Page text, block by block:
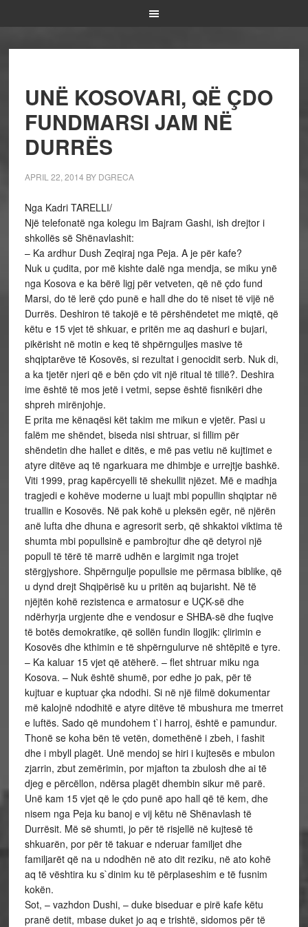
UNË KOSOVARI, QË ÇDO
FUNDMARSI JAM NË
DURRËS
APRIL 22, 2014 BY DGRECA
Nga Kadri TARELLI/
Një telefonatë nga kolegu im Bajram Gashi, ish drejtor i
shkollës së Shënavlashit:
– Ka ardhur Dush Zeqiraj nga Peja. A je për kafe?
Nuk u çudita, por më kishte dalë nga mendja, se miku ynë
nga Kosova e ka bërë ligj për vetveten, që në çdo fund
Marsi, do të lerë çdo punë e hall dhe do të niset të vijë në
Durrës. Deshiron të takojë e të përshëndetet me miqtë, që
këtu e 15 vjet të shkuar, e pritën me aq dashuri e bujari,
pikërisht në motin e keq të shpërnguljes masive të
shqiptarëve të Kosovës, si rezultat i genocidit serb. Nuk di,
a ka tjetër njeri që e bën çdo vit një ritual të tillë?. Deshira
ime është të mos jetë i vetmi, sepse është fisnikëri dhe
shpreh mirënjohje.
E prita me kënaqësi kët takim me mikun e vjetër. Pasi u
falëm me shëndet, biseda nisi shtruar, si fillim për
shëndetin dhe hallet e ditës, e më pas vetiu në kujtimet e
atyre ditëve aq të ngarkuara me dhimbje e urrejtje bashkë.
Viti 1999, prag kapërcyelli të shekullit njëzet. Më e madhja
tragjedi e kohëve moderne u luajt mbi popullin shqiptar në
truallin e Kosovës. Në pak kohë u pleksën egër, në njërën
anë lufta dhe dhuna e agresorit serb, që shkaktoi viktima të
shumta mbi popullsinë e pambrojtur dhe që detyroi një
popull të tërë të marrë udhën e largimit nga trojet
stërgjyshore. Shpërngulje popullsie me përmasa biblike, që
u dynd drejt Shqipërisë ku u pritën aq bujarisht. Në të
njëjtën kohë rezistenca e armatosur e UÇK-së dhe
ndërhyrja urgjente dhe e vendosur e SHBA-së dhe fuqive
të botës demokratike, që sollën fundin llogjik: çlirimin e
Kosovës dhe kthimin e të shpërngulurve në shtëpitë e tyre.
– Ka kaluar 15 vjet që atëherë. – flet shtruar miku nga
Kosova. – Nuk është shumë, por edhe jo pak, për të
kujtuar e kuptuar çka ndodhi. Si në një filmë dokumentar
më kalojnë ndodhitë e atyre ditëve të mbushura me tmerret
e luftës. Sado që mundohem t`i harroj, është e pamundur.
Thonë se koha bën të vetën, domethënë i zbeh, i fashit
dhe i mbyll plagët. Unë mendoj se hiri i kujtesës e mbulon
zjarrin, zbut zemërimin, por mjafton ta zbulosh dhe ai të
djeg e përcëllon, ndërsa plagët dhembin sikur më parë.
Unë kam 15 vjet që le çdo punë apo hall që të kem, dhe
nisem nga Peja ku banoj e vij këtu në Shënavlash të
Durrësit. Më së shumti, jo për të risjellë në kujtesë të
shkuarën, por për të takuar e nderuar familjet dhe
familjarët që na u ndodhën në ato dit reziku, në ato kohë
aq të vështira ku s`dinim ku të përplaseshim e të fusnim
kokën.
Sot, – vazhdon Dushi, – duke biseduar e pirë kafe këtu
pranë detit, mbase duket jo aq e trishtë, sidomos për të